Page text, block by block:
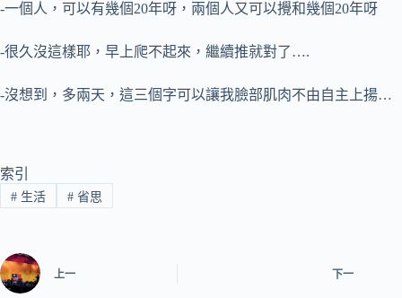
-一個人，可以有幾個20年呀，兩個人又可以攪和幾個20年呀
-很久沒這樣耶，早上爬不起來，繼續推就對了….
-沒想到，多兩天，這三個字可以讓我臉部肌肉不由自主上揚…
索引
#生活 #省思
上一 下一